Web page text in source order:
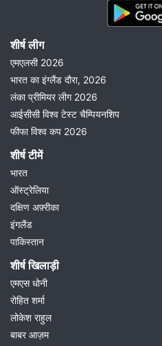
शीर्ष लीग
एमएलसी 2026
भारत का इंग्लैंड दौरा, 2026
लंका प्रीमियर लीग 2026
आईसीसी विश्व टेस्ट चैम्पियनशिप
फीफा विश्व कप 2026
शीर्ष टीमें
भारत
ऑस्ट्रेलिया
दक्षिण अफ़्रीका
इंगलैंड
पाकिस्तान
शीर्ष खिलाड़ी
एमएस धोनी
रोहित शर्मा
लोकेश राहुल
बाबर आज़म